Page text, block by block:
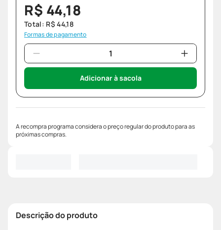
R$ 44,18
Total: R$ 44,18
Formas de pagamento
Adicionar à sacola
A recompra programa considera o preço regular do produto para as
próximas compras.
Descrição do produto